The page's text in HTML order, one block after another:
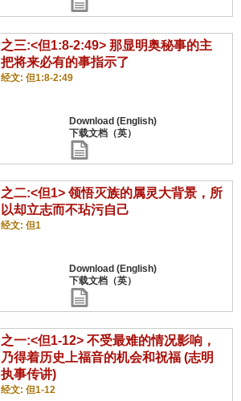
之三:<但1:8-2:49> 那显明奥秘事的主
把将来必有的事指示了
经文: 但1:8-2:49
之二:<但1> 领悟灭族的属灵大背景，所
以却立志而不玷污自己
经文: 但1
之一:<但1-12> 不受最难的情况影响，
乃得着历史上福音的机会和祝福 (志明
执事传讲)
经文: 但1-12